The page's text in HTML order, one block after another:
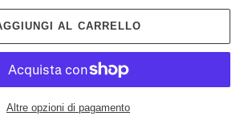
AL CARRELLO
Altre opzioni di pagamento